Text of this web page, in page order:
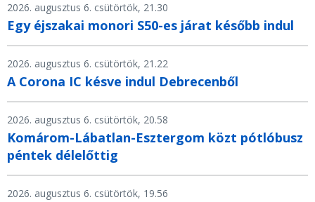
2026. augusztus 6. csütörtök, 21.30
Egy éjszakai monori S50-es járat később indul
2026. augusztus 6. csütörtök, 21.22
A Corona IC késve indul Debrecenből
2026. augusztus 6. csütörtök, 20.58
Komárom-Lábatlan-Esztergom közt pótlóbusz
péntek délelőttig
2026. augusztus 6. csütörtök, 19.56